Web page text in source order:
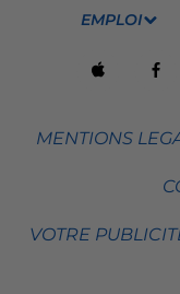
EMPLOI
MENTIONS
VOTRE